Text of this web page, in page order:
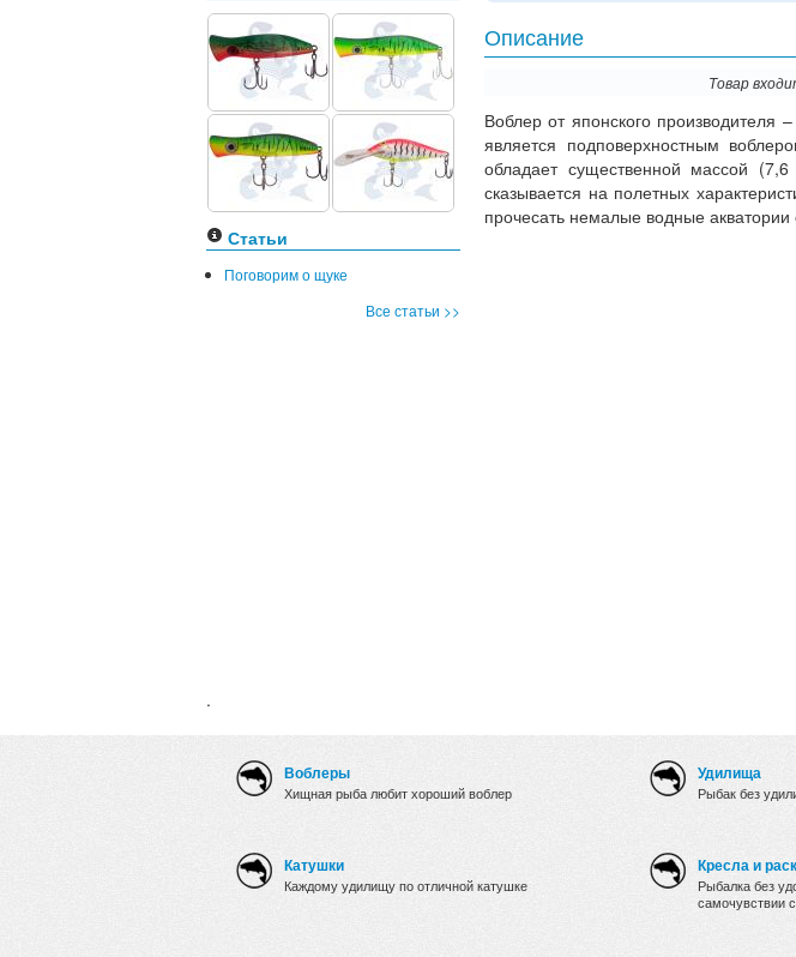
Статьи
Поговорим о щуке
Все статьи >>
.
Описание
Товар
Воблер от японского
является подповерхностным
обладает существенной массой
сказывается на полетных
прочесать немалые водные
Воблеры
Хищная рыба любит хороший воблер
Катушки
Каждому удилищу по отличной катушке
Удилища
Рыбак без
Кресла и
Рыбалка без
самочувствии